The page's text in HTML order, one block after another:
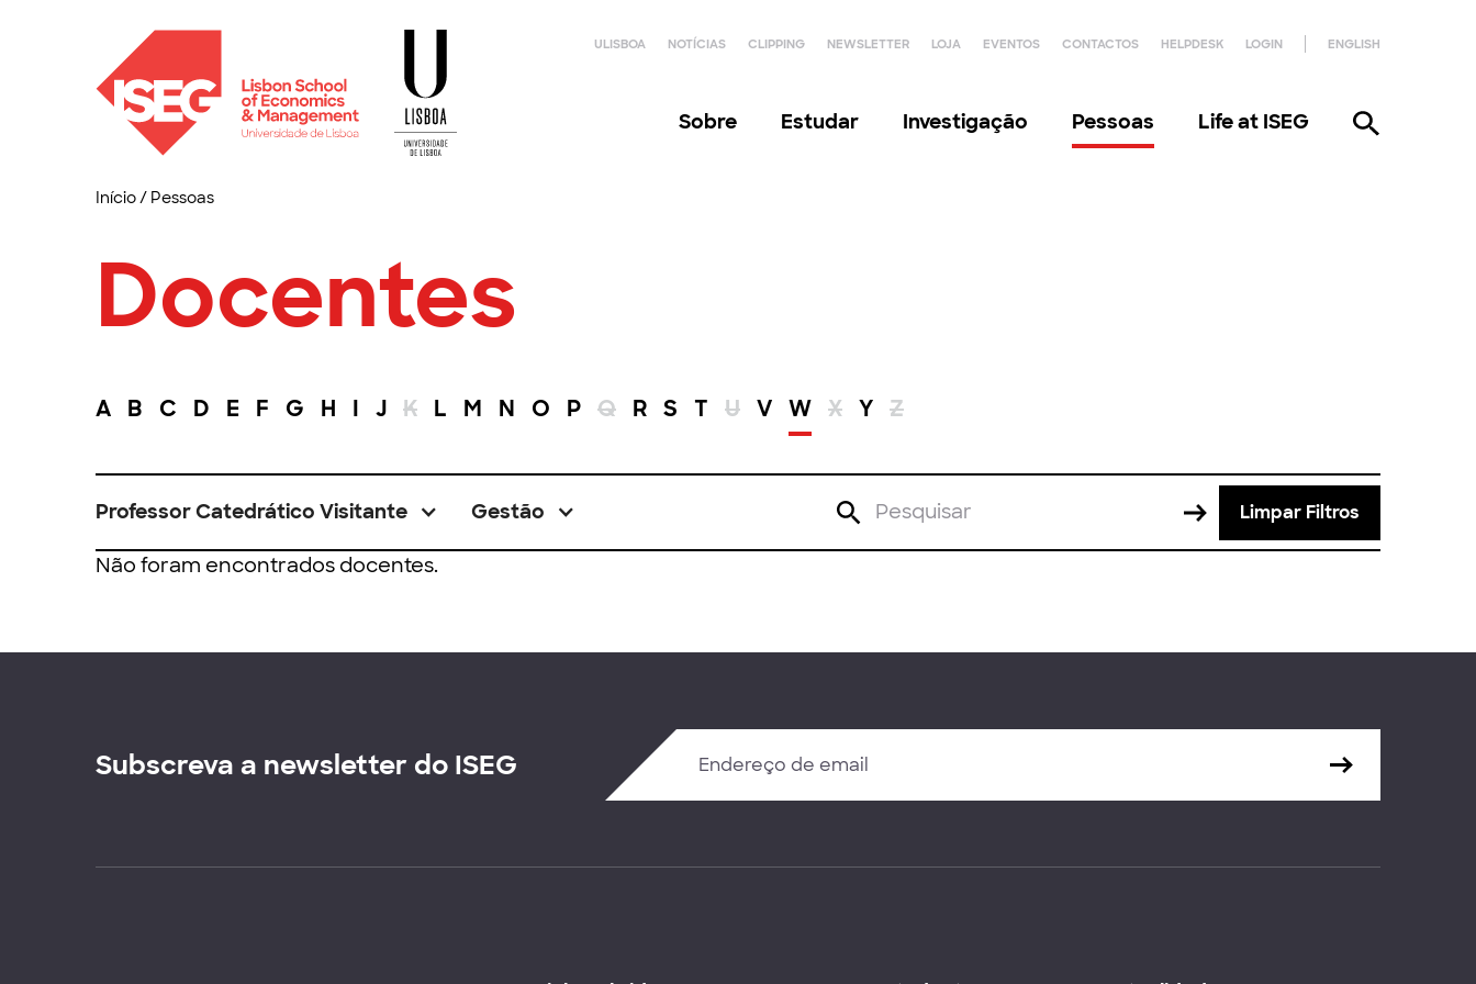
ULISBOA NOTÍCIAS CLIPPING NEWSLETTER LOJA EVENTOS CONTACTOS HELPDESK LOGIN ENGLISH
Sobre Estudar Investigação Pessoas Life at ISEG
Início/ Pessoas
Docentes
A B C D E F G H I J K L M N O P Q R S T U V W X Y Z
Professor Catedrático Visitante Gestão Limpar Filtros
Não foram encontrados docentes.
Subscreva a newsletter do ISEG